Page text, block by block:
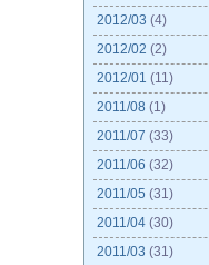
2012/03 (4)
2012/02 (2)
2012/01 (11)
2011/08 (1)
2011/07 (33)
2011/06 (32)
2011/05 (31)
2011/04 (30)
2011/03 (31)